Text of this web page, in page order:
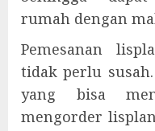
rumah dengan
Pemesanan
tidak perlu
yang bisa
mengorder